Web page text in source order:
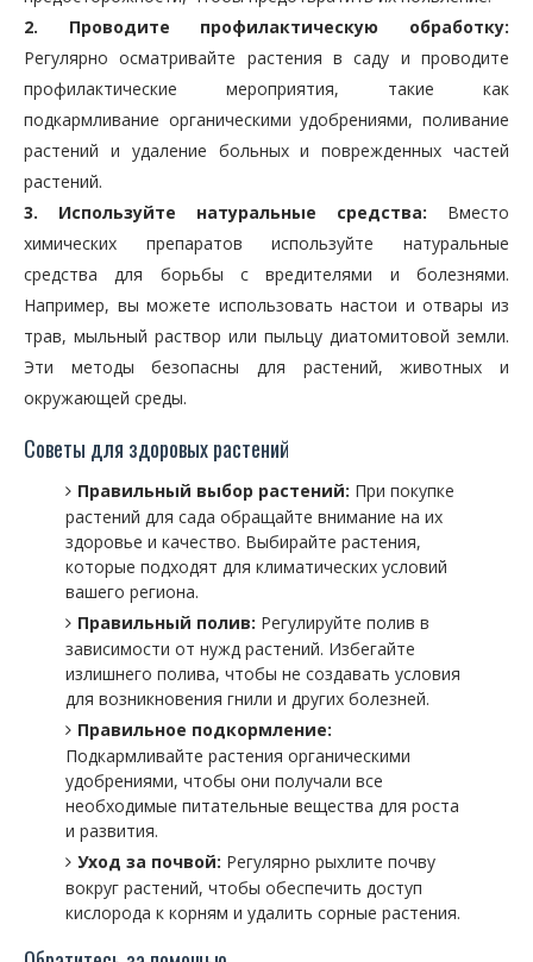
2. Проводите профилактическую обработку:
Регулярно осматривайте растения в саду и проводите
профилактические мероприятия, такие как
подкармливание органическими удобрениями, поливание
растений и удаление больных и поврежденных частей
растений.
3. Используйте натуральные средства: Вместо
химических препаратов используйте натуральные
средства для борьбы с вредителями и болезнями.
Например, вы можете использовать настои и отвары из
трав, мыльный раствор или пыльцу диатомитовой земли.
Эти методы безопасны для растений, животных и
окружающей среды.
Советы для здоровых растений
Правильный выбор растений: При покупке
растений для сада обращайте внимание на их
здоровье и качество. Выбирайте растения,
которые подходят для климатических условий
вашего региона.
Правильный полив: Регулируйте полив в
зависимости от нужд растений. Избегайте
излишнего полива, чтобы не создавать условия
для возникновения гнили и других болезней.
Правильное подкормление:
Подкармливайте растения органическими
удобрениями, чтобы они получали все
необходимые питательные вещества для роста
и развития.
Уход за почвой: Регулярно рыхлите почву
вокруг растений, чтобы обеспечить доступ
кислорода к корням и удалить сорные растения.